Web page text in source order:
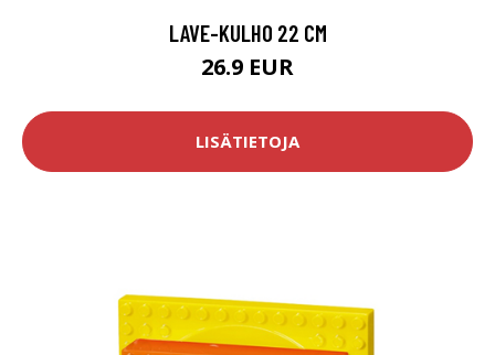
LAVE-KULHO 22 CM
26.9 EUR
LISÄTIETOJA